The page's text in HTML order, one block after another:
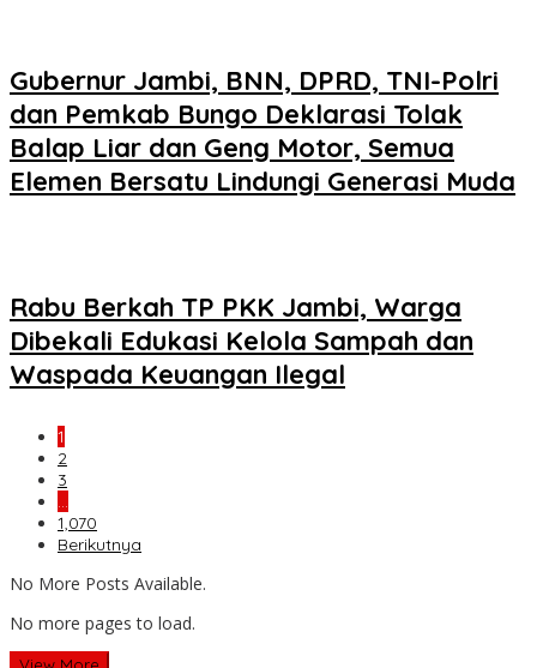
Gubernur Jambi, BNN, DPRD, TNI-Polri
dan Pemkab Bungo Deklarasi Tolak
Balap Liar dan Geng Motor, Semua
Elemen Bersatu Lindungi Generasi Muda
Rabu Berkah TP PKK Jambi, Warga
Dibekali Edukasi Kelola Sampah dan
Waspada Keuangan Ilegal
1
2
3
…
1,070
Berikutnya
No More Posts Available.
No more pages to load.